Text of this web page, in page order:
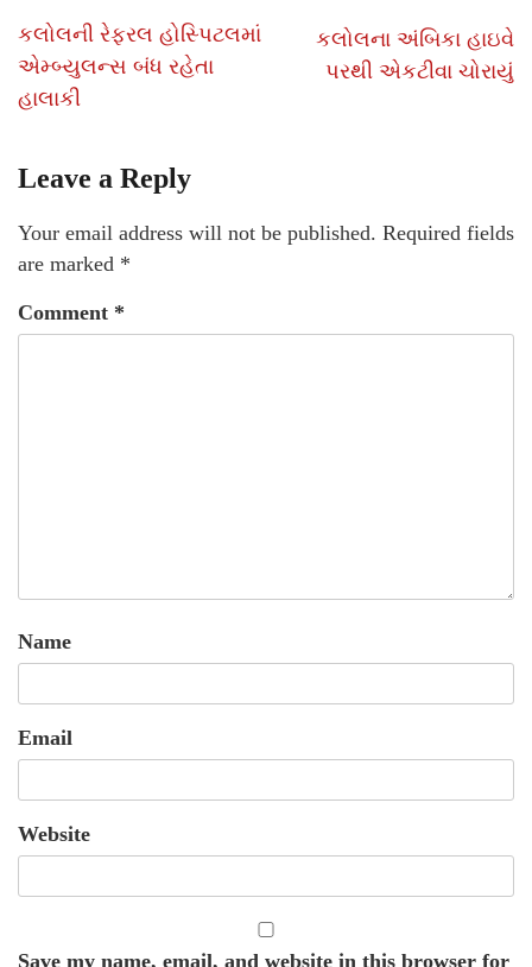
કલોલની રેફરલ હોસ્પિટલમાં
એમ્બ્યુલન્સ બંધ રહેતા
હાલાકી
કલોલના અંબિકા હાઇવે
પરથી એકટીવા ચોરાયું
Leave a Reply
Your email address will not be published. Required fields
are marked *
Comment *
Name
Email
Website
Save my name, email, and website in this browser for